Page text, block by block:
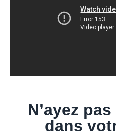
N’ayez
dans